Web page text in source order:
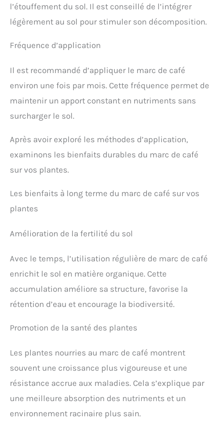
l’étouffement du sol. Il est conseillé de l’intégrer
légèrement au sol pour stimuler son décomposition.
Fréquence d’application
Il est recommandé d’appliquer le marc de café
environ une fois par mois. Cette fréquence permet de
maintenir un apport constant en nutriments sans
surcharger le sol.
Après avoir exploré les méthodes d’application,
examinons les bienfaits durables du marc de café
sur vos plantes.
Les bienfaits à long terme du marc de café sur vos
plantes
Amélioration de la fertilité du sol
Avec le temps, l’utilisation régulière de marc de café
enrichit le sol en matière organique. Cette
accumulation améliore sa structure, favorise la
rétention d’eau et encourage la biodiversité.
Promotion de la santé des plantes
Les plantes nourries au marc de café montrent
souvent une croissance plus vigoureuse et une
résistance accrue aux maladies. Cela s’explique par
une meilleure absorption des nutriments et un
environnement racinaire plus sain.